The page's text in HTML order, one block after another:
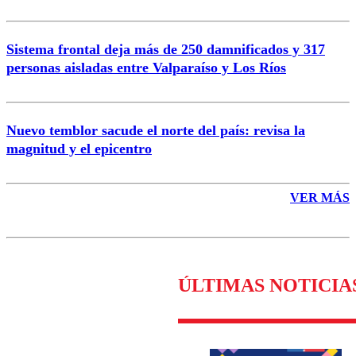
Sistema frontal deja más de 250 damnificados y 317
personas aisladas entre Valparaíso y Los Ríos
Nuevo temblor sacude el norte del país: revisa la
magnitud y el epicentro
VER MÁS
ÚLTIMAS